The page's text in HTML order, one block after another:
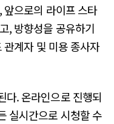
앞으로의 라이프 스타
, 방향성을 공유하기
관계자 및 미용 종사자
다. 온라인으로 진행되
실시간으로 시청할 수